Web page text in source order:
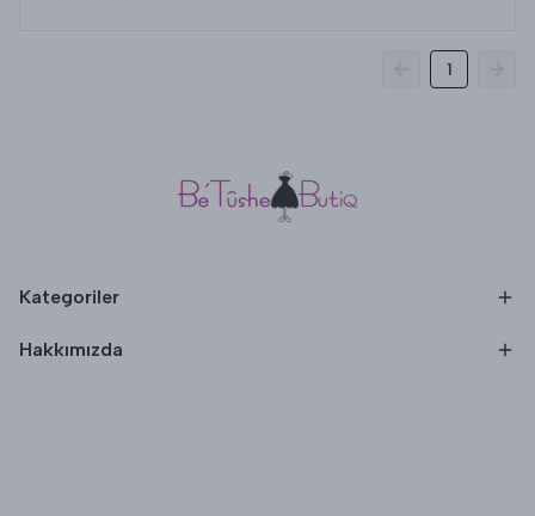
1
Kategoriler
Hakkımızda